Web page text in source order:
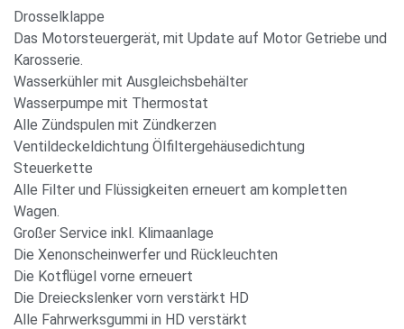
Drosselklappe
Das Motorsteuergerät, mit Update auf Motor Getriebe und
Karosserie.
Wasserkühler mit Ausgleichsbehälter
Wasserpumpe mit Thermostat
Alle Zündspulen mit Zündkerzen
Ventildeckeldichtung Ölfiltergehäusedichtung
Steuerkette
Alle Filter und Flüssigkeiten erneuert am kompletten
Wagen.
Großer Service inkl. Klimaanlage
Die Xenonscheinwerfer und Rückleuchten
Die Kotflügel vorne erneuert
Die Dreieckslenker vorn verstärkt HD
Alle Fahrwerksgummi in HD verstärkt